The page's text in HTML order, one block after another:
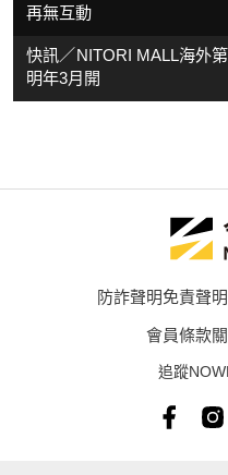
再無互動
快訊／NITORI MALL海外
明年3月開
防詐聲明免責聲明
會員條款
追蹤